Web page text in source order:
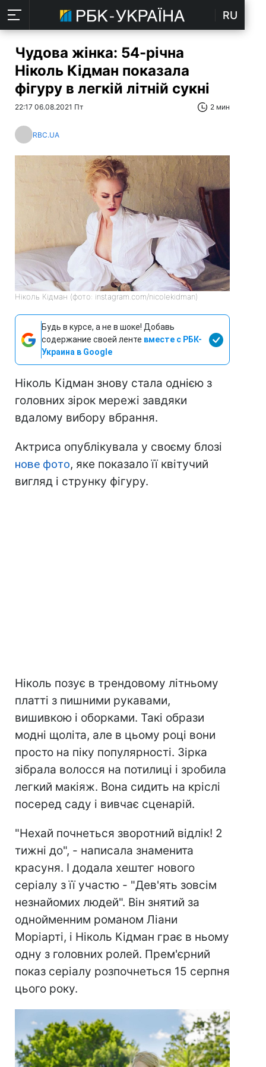
RU
Чудова жінка: 54-річна
Ніколь Кідман показала
фігуру в легкій літній сукні
22:17 06.08.2021 Пт 2 мин
RBC.UA
Ніколь Кідман (фото: instagram.com/nicolekidman)
Будь в курсе, а не в шоке! Добавь
содержание своей ленте вместе с РБК-
Украина в Google
Ніколь Кідман знову стала однією з
головних зірок мережі завдяки
вдалому вибору вбрання.
Актриса опублікувала у своєму блозі
нове фото, яке показало її квітучий
вигляд і струнку фігуру.
Ніколь позує в трендовому літньому
платті з пишними рукавами,
вишивкою і оборками. Такі образи
модні щоліта, але в цьому році вони
просто на піку популярності. Зірка
зібрала волосся на потилиці і зробила
легкий макіяж. Вона сидить на кріслі
посеред саду і вивчає сценарій.
"Нехай почнеться зворотний відлік! 2
тижні до", - написала знаменита
красуня. І додала хештег нового
серіалу з її участю - "Дев'ять зовсім
незнайомих людей". Він знятий за
однойменним романом Ліани
Моріарті, і Ніколь Кідман грає в ньому
одну з головних ролей. Прем'єрний
показ серіалу розпочнеться 15 серпня
цього року.